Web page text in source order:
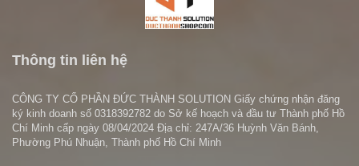
Thông tin liên hệ
CÔNG TY CỔ PHẦN ĐỨC THÀNH SOLUTION Giấy chứng nhận đăng
ký kinh doanh số 0318392782 do Sở kế hoạch và đầu tư Thành phố Hồ
Chí Minh cấp ngày 08/04/2024 Địa chỉ: 247A/36 Huỳnh Văn Bánh,
Phường Phú Nhuận, Thành phố Hồ Chí Minh